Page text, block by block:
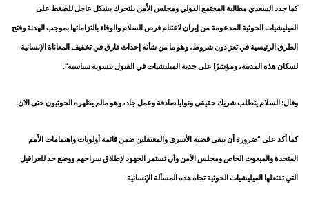
كما جدد السعدي مطالبة المجتمع الدولي ومجلس الأمن بلتحرك بشكل عاجل للضغط على
الميليشيات الحوثية المدعومة من إيران لاغتنام فرص السلام والوفاء بالتزاماتها بموجب الهدنة وفتح
الطرق الرئيسية في تعز دون شروط، وهو ما من شأنه إحداث فارق في تخفيف المعاناة الإنسانية
لسكان هذه المدينة، ومؤشرًا على جدية الميليشيات في القبول بتسوية سياسية”.
وقال: السلام يتطلب شريك حقيقي ونوايا صادقة وعمل جاد، وهو مالم يظهره الحوثيون حتى الآن.
كما أكد على “ضرورة أن تبقى قضية الأسرى والمعتقلين ضمن قائمة أولويات واهتمامات الأمم
المتحدة والمبعوث الخاص ومجلس الأمن وأن تستمر الجهود لإطلاق سراحهم ووضع حد للعراقيل
التي تفتعلها الميليشيات الحوثية تجاه هذه المسألة الإنسانية.